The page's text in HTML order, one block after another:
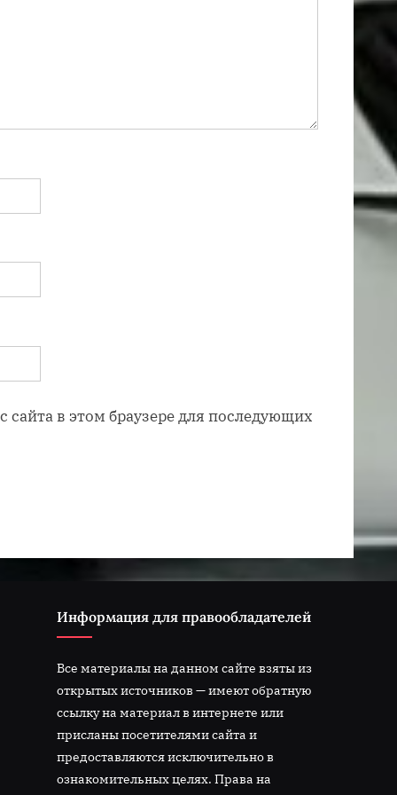
сайта в этом браузере для последующих
Информация для правообладателей
Все материалы на данном сайте взяты из
открытых источников — имеют обратную
ссылку на материал в интернете или
присланы посетителями сайта и
предоставляются исключительно в
ознакомительных целях. Права на